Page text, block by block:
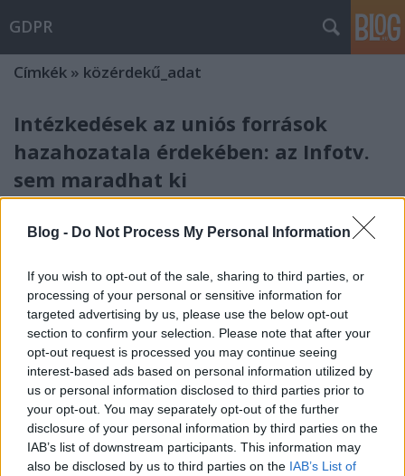
Blog - Do Not Process My Personal Information
If you wish to opt-out of the sale, sharing to third parties, or
processing of your personal or sensitive information for
targeted advertising by us, please use the below opt-out
section to confirm your selection. Please note that after your
opt-out request is processed you may continue seeing
interest-based ads based on personal information utilized by
us or personal information disclosed to third parties prior to
your opt-out. You may separately opt-out of the further
disclosure of your personal information by third parties on the
IAB’s list of downstream participants. This information may
also be disclosed by us to third parties on the IAB’s List of
GDPR
Címkék » közérdekű_adat
Intézkedések az uniós források
hazahozatala érdekében: az Infotv.
sem maradhat ki
az európai uniós forrásokhoz való hozzáférés
érdekében szükséges egyes törvények módosításáról
szóló törvényjavaslatot (T/174.). A törvényjavaslat
számos törvényt módosít és fontos lépéseket irányoz
elő a jogállamisággal és a korrupcióellenes
intézkedésekkel…